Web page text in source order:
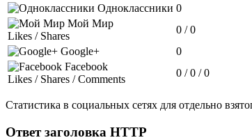
Одноклассники 0
Мой Мир
Likes / Shares
0 / 0
Google+
0
Facebook
Likes / Shares / Comments
0 / 0 / 0
Статистика в социальных сетях для отдельно
Ответ заголовка HTTP